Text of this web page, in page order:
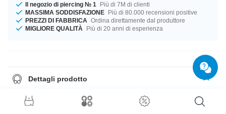
Il negozio di piercing № 1
Più di 7M di clienti
MASSIMA SODDISFAZIONE Più di 80.000 recensioni positive
PREZZI DI FABBRICA Ordina direttamente dal produttore
MIGLIORE QUALITÀ
Più di 20 anni di esperienza
Dettagli prodotto
lungezza di 6 mm. La misura della pallina è 4 mm. Scegli il tuo preferito:
Crystal o Jet. Quale colore di pietra è quello giusto per te? Cosa stai